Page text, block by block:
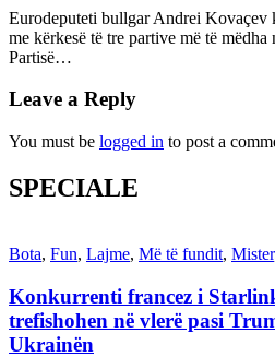
Eurodeputeti bullgar Andrei
me kërkesë të tre partive më të
Partisë…
Leave a Reply
You must be logged in to post a
SPECIALE
Bota, Fun, Lajme, Më të fundit, Mister
Konkurrenti francez i
trefishohen në vlerë pasi
Ukrainën